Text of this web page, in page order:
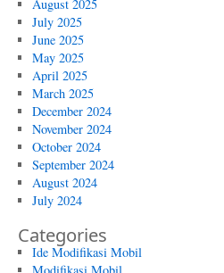
August 2025
July 2025
June 2025
May 2025
April 2025
March 2025
December 2024
November 2024
October 2024
September 2024
August 2024
July 2024
Categories
Ide Modifikasi Mobil